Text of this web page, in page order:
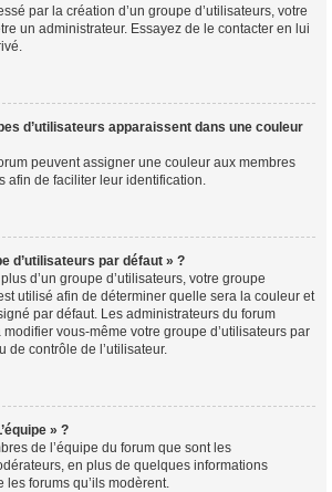
par la création d’un groupe d’utilisateurs, votre
un administrateur. Essayez de le contacter en lui
d’utilisateurs apparaissent dans une couleur
peuvent assigner une couleur aux membres
afin de faciliter leur identification.
d’utilisateurs par défaut » ?
d’un groupe d’utilisateurs, votre groupe
utilisé afin de déterminer quelle sera la couleur et
par défaut. Les administrateurs du forum
vous-même votre groupe d’utilisateurs par
de contrôle de l’utilisateur.
» ?
de l’équipe du forum que sont les
en plus de quelques informations
forums qu’ils modèrent.